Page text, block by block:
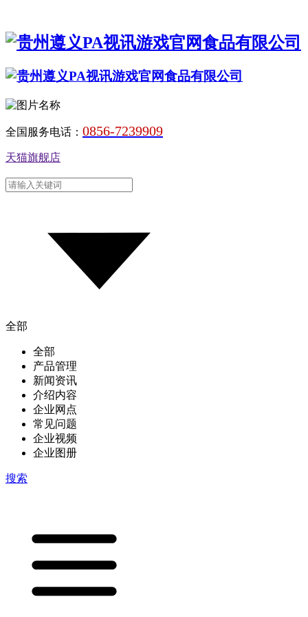
全国服务电话： 0856-7239909
天猫旗舰店
全部
全部
产品管理
新闻资讯
介绍内容
企业网点
常见问题
企业视频
企业图册
搜索